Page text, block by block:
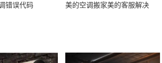
错误代码 美的空调搬家美的客服解决